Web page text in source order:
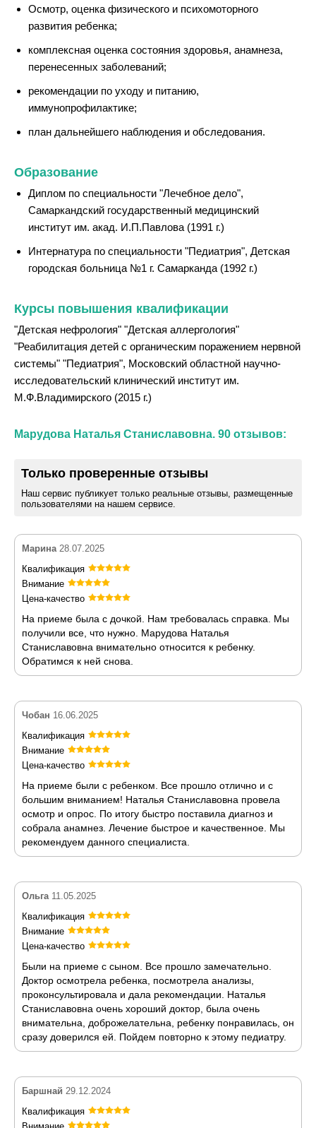
Осмотр, оценка физического и психомоторного
развития ребенка;
комплексная оценка состояния здоровья, анамнеза,
перенесенных заболеваний;
рекомендации по уходу и питанию,
иммунопрофилактике;
план дальнейшего наблюдения и обследования.
Образование
Диплом по специальности "Лечебное дело",
Самаркандский государственный медицинский
институт им. акад. И.П.Павлова (1991 г.)
Интернатура по специальности "Педиатрия", Детская
городская больница №1 г. Самарканда (1992 г.)
Курсы повышения квалификации
"Детская нефрология" "Детская аллергология"
"Реабилитация детей с органическим поражением нервной
системы" "Педиатрия", Московский областной научно-
исследовательский клинический институт им.
М.Ф.Владимирского (2015 г.)
Марудова Наталья Станиславовна. 90 отзывов:
Только проверенные отзывы
Наш сервис публикует только реальные отзывы, размещенные
пользователями на нашем сервисе.
Марина 28.07.2025
Квалификация
Внимание
Цена-качество
На приеме была с дочкой. Нам требовалась справка. Мы
получили все, что нужно. Марудова Наталья
Станиславовна внимательно относится к ребенку.
Обратимся к ней снова.
Чобан 16.06.2025
Квалификация
Внимание
Цена-качество
На приеме были с ребенком. Все прошло отлично и с
большим вниманием! Наталья Станиславовна провела
осмотр и опрос. По итогу быстро поставила диагноз и
собрала анамнез. Лечение быстрое и качественное. Мы
рекомендуем данного специалиста.
Ольга 11.05.2025
Квалификация
Внимание
Цена-качество
Были на приеме с сыном. Все прошло замечательно.
Доктор осмотрела ребенка, посмотрела анализы,
проконсультировала и дала рекомендации. Наталья
Станиславовна очень хороший доктор, была очень
внимательна, доброжелательна, ребенку понравилась, он
сразу доверился ей. Пойдем повторно к этому педиатру.
Баршнай 29.12.2024
Квалификация